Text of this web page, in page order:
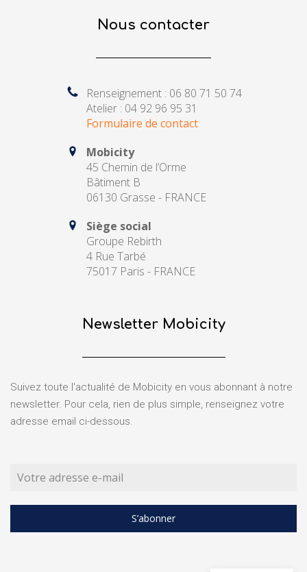
Nous contacter
Renseignement : 06 80 71 50 74
Atelier : 04 92 96 95 31
Formulaire de contact
Mobicity
45 Chemin de l’Orme
Bâtiment B
06130 Grasse - FRANCE
Siège social
Groupe Rebirth
4 Rue Tarbé
75017 Paris - FRANCE
Newsletter Mobicity
Suivez toute l'actualité de Mobicity en vous abonnant à notre
newsletter. Pour cela, rien de plus simple, renseignez votre
adresse email ci-dessous.
S’abonner